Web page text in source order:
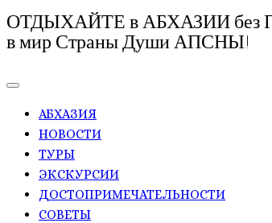
ОТДЫХАЙТЕ в АБХАЗИИ без
в мир Страны Души АПСНЫ!
АБХАЗИЯ
НОВОСТИ
ТУРЫ
ЭКСКУРСИИ
ДОСТОПРИМЕЧАТЕЛЬНОСТИ
СОВЕТЫ